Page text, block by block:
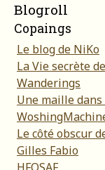
Blogroll
Copaings
Le blog de NiKo
La Vie secrète
Wanderings
Une maille
Le côté obscur
Gilles Fabio